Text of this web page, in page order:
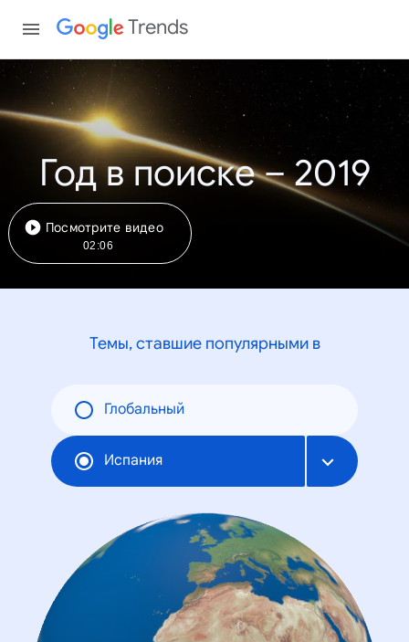
Trends
Год в поиске – 2019
Посмотрите видео
02:06
Темы, ставшие популярными в
Глобальный
Испания